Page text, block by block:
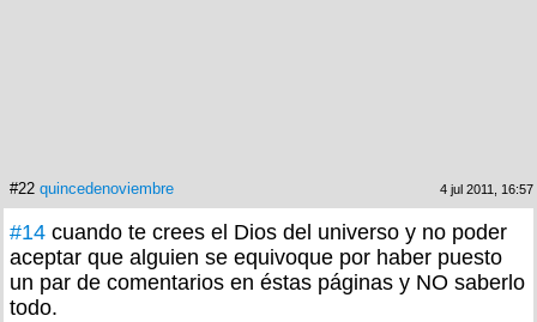
#22 quincedenoviembre 4 jul 2011, 16:57
#14 cuando te crees el Dios del universo y no poder
aceptar que alguien se equivoque por haber puesto
un par de comentarios en éstas páginas y NO saberlo
todo.